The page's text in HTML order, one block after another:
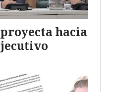
hacia